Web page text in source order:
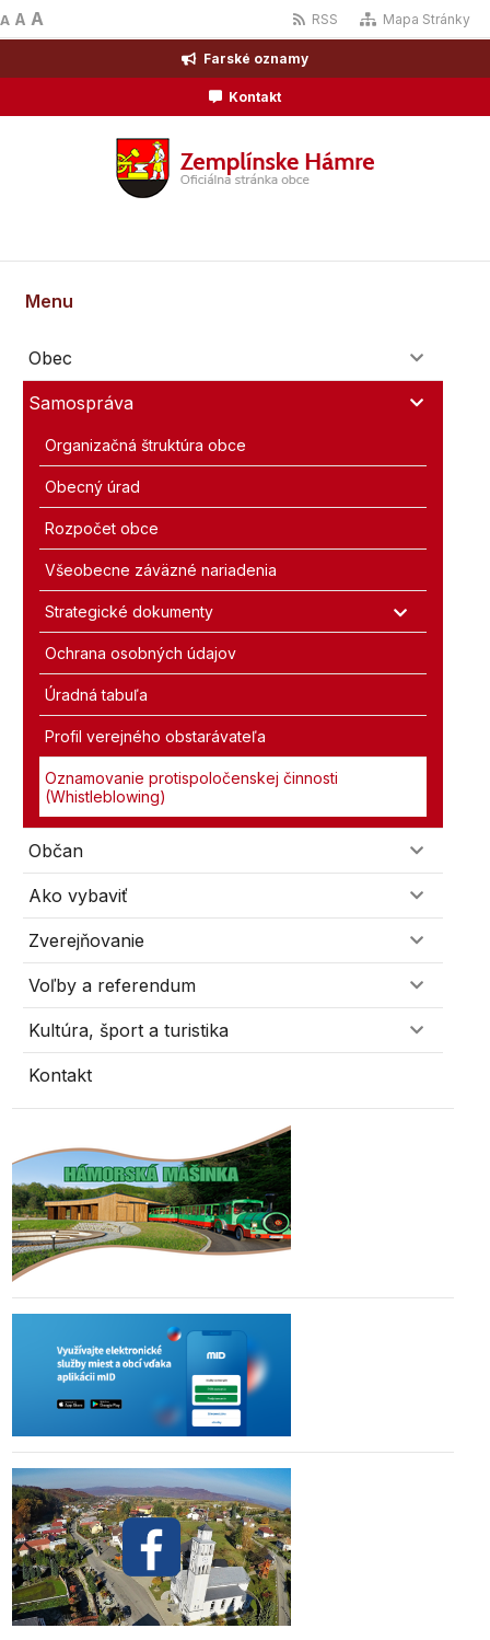
A A A RSS Mapa Stránky
Farské oznamy
Kontakt
Menu
Obec
Samospráva
Organizačná štruktúra obce
Obecný úrad
Rozpočet obce
Všeobecne záväzné nariadenia
Strategické dokumenty
Ochrana osobných údajov
Úradná tabuľa
Profil verejného obstarávateľa
Oznamovanie protispoločenskej činnosti
(Whistleblowing)
Občan
Ako vybaviť
Zverejňovanie
Voľby a referendum
Kultúra, šport a turistika
Kontakt